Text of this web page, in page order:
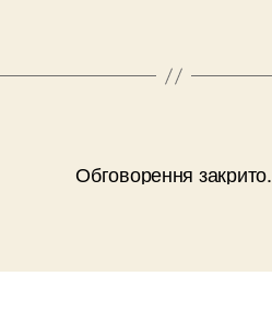
Обговорення закрито.